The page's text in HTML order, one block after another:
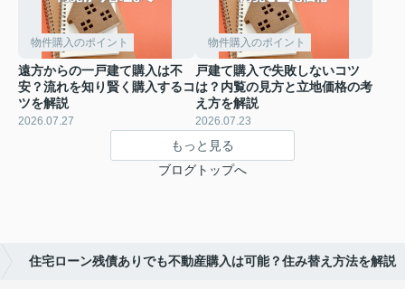
物件購入のポイント
遠方からの一戸建て購入は不
安？流れを知り賢く購入するコ
ツを解説
2026.07.27
物件購入のポイント
戸建て購入で失敗しないコツ
は？内覧の見方と立地価格の考
え方を解説
2026.07.23
もっと見る
ブログトップへ
住宅ローン残債ありでも不動産購入は可能？住み替え方法を解説